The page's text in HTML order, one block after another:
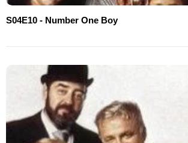
S04E10 - Number One Boy